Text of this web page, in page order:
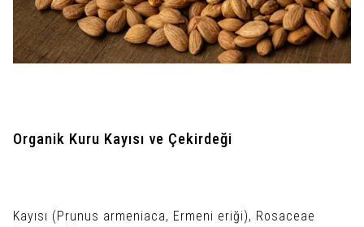
Organik Kuru Kayısı ve Çekirdeği
Kayısı (Prunus armeniaca, Ermeni eriği), Rosaceae